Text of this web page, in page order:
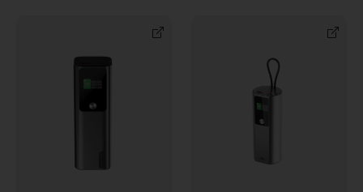
C/USB-A-porte